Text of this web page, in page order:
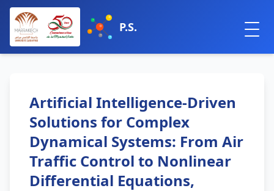
P.S.
Artificial Intelligence-Driven
Solutions for Complex
Dynamical Systems: From Air
Traffic Control to Nonlinear
Differential Equations,